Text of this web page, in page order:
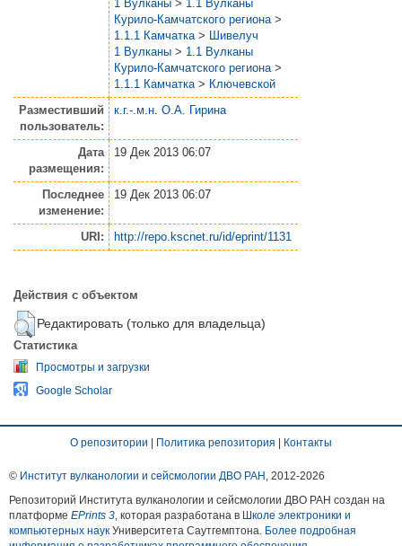
1 Вулканы > 1.1 Вулканы
Курило-Камчатского региона >
1.1.1 Камчатка > Шивелуч
1 Вулканы > 1.1 Вулканы
Курило-Камчатского региона >
1.1.1 Камчатка > Ключевской
Разместивший
пользователь:
к.г.-.м.н. О.А. Гирина
Дата
размещения:
19 Дек 2013 06:07
Последнее
изменение:
19 Дек 2013 06:07
URI: http://repo.kscnet.ru/id/eprint/1131
Действия с объектом
Редактировать (только для владельца)
Статистика
Просмотры и загрузки
Google Scholar
О репозитории | Политика репозитория | Контакты
© Институт вулканологии и сейсмологии ДВО РАН , 2012-2026
Репозиторий Института вулканологии и сейсмологии ДВО РАН создан на
платформе EPrints 3 , которая разработана в Школе электроники и
компьютерных наук Университета Саутгемптона. Более подробная